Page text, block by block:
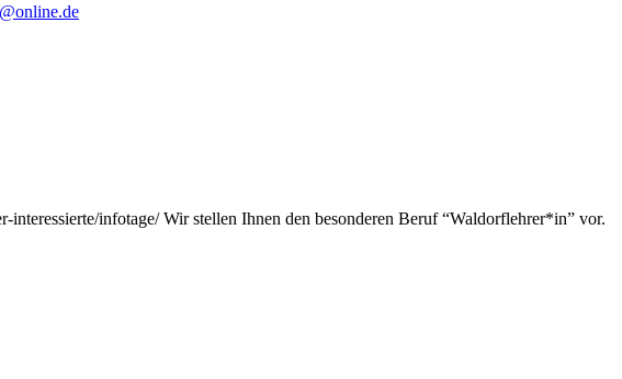
infotage/ Wir stellen Ihnen den besonderen Beruf “Waldorflehrer*in” vor.